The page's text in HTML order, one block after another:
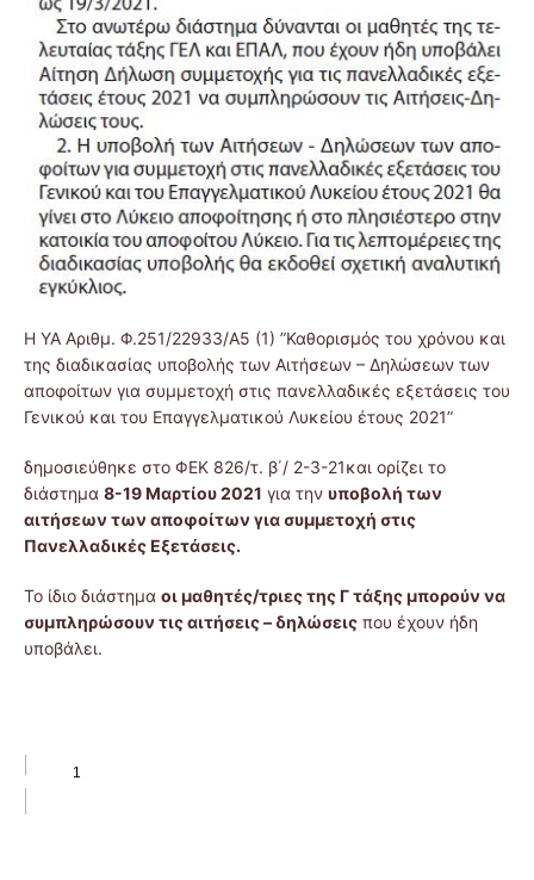
Η ΥΑ Αριθμ. Φ.251/22933/Α5 (1) ”Καθορισμός του χρόνου και
της διαδικασίας υποβολής των Αιτήσεων – Δηλώσεων των
αποφοίτων για συμμετοχή στις πανελλαδικές εξετάσεις του
Γενικού και του Επαγγελματικού Λυκείου έτους 2021”
δημοσιεύθηκε στο ΦΕΚ 826/τ. β΄/ 2-3-21και ορίζει το
διάστημα 8-19 Μαρτίου 2021 για την υποβολή των
αιτήσεων των αποφοίτων για συμμετοχή στις
Πανελλαδικές Εξετάσεις.
Το ίδιο διάστημα οι μαθητές/τριες της Γ τάξης μπορούν να
συμπληρώσουν τις αιτήσεις – δηλώσεις που έχουν ήδη
υποβάλει.